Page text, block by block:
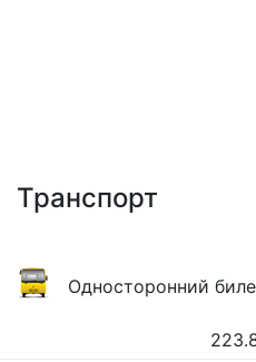
Транспорт
Односторонний